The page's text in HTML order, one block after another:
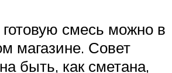
смесь можно в
магазине. Совет
быть, как сметана,